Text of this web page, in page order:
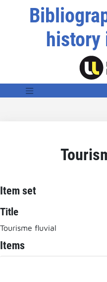
Item set
Title
Tourisme fluvial
Items